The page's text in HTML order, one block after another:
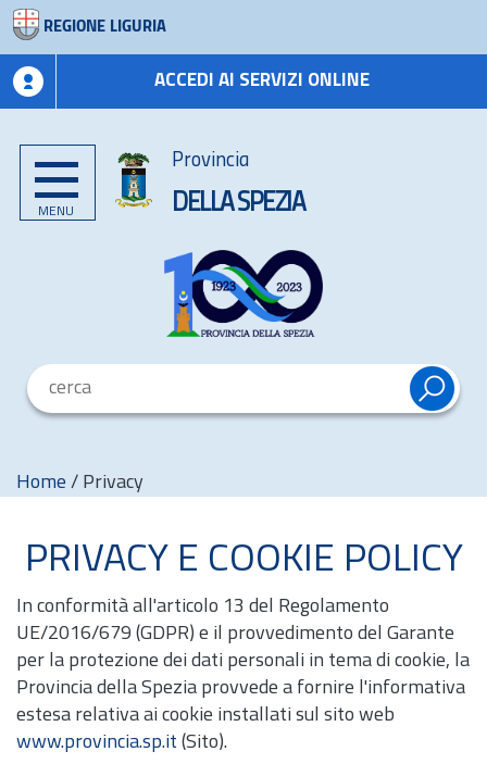
REGIONE LIGURIA
ACCEDI AI SERVIZI ONLINE
MENU
Provincia
DELLA SPEZIA
Home / Privacy
PRIVACY E COOKIE POLICY
In conformità all'articolo 13 del Regolamento
UE/2016/679 (GDPR) e il provvedimento del Garante
per la protezione dei dati personali in tema di cookie, la
Provincia della Spezia provvede a fornire l'informativa
estesa relativa ai cookie installati sul sito web
www.provincia.sp.it (Sito).